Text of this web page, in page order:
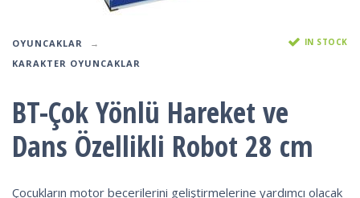
OYUNCAKLAR
KARAKTER OYUNCAKLAR
IN STOCK
BT-Çok Yönlü Hareket ve
Dans Özellikli Robot 28 cm
Çocukların motor becerilerini geliştirmelerine yardımcı olacak